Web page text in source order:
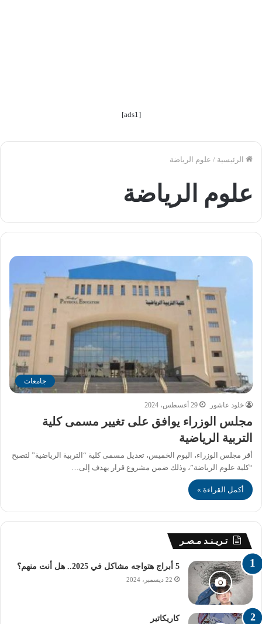
[ads1]
الرئيسية / علوم الرياضة
علوم الرياضة
جامعات
خلود عاشور 29 أغسطس، 2024
مجلس الوزراء يوافق على تغيير مسمى كلية
التربية الرياضية
أقر مجلس الوزراء، اليوم الخميس، تعديل مسمى كلية “التربية الرياضية” لتصبح
“كلية علوم الرياضة”، وذلك ضمن مشروع قرار يهدف إلى…
أكمل القراءة »
تـريـنـد مـصـر
5 أبراج هتواجه مشاكل في 2025.. هل أنت منهم؟
22 ديسمبر، 2024
كاريكاتير